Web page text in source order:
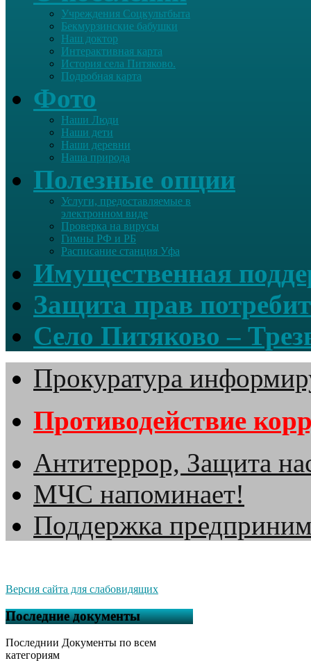
Учреждения Соцкультбыта
Бекмурзинские бабушки
Наш доктор
Интерактивная карта
История села Питяково.
Подробная карта
Фото
Наши Люди
Наши дети
Наши деревни
Наша природа
Полезные опции
Услуги, предоставляемые в
электронном виде
Проверка на вирусы
Гимны РФ и РБ
Расписание станция Уфа
Имущественная
Защита прав
Село Питяково –
Прокуратура
Противодействие
Антитеррор, Защита
МЧС напоминает!
Поддержка
Версия сайта для слабовидящих
Последние документы
Последнии Документы по всем
категориям